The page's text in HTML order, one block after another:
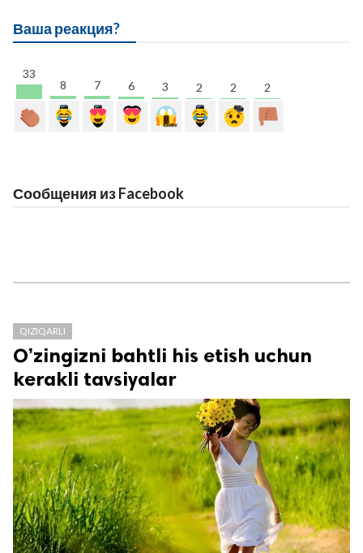
Ваша реакция?
33
8 7 6 3 2 2 2
Сообщения из Facebook
QIZIQARLI
O’zingizni bahtli his etish uchun
kerakli tavsiyalar